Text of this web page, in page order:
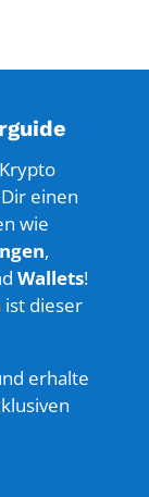
einen
wie
,
Wallets!
ist dieser
erhalte